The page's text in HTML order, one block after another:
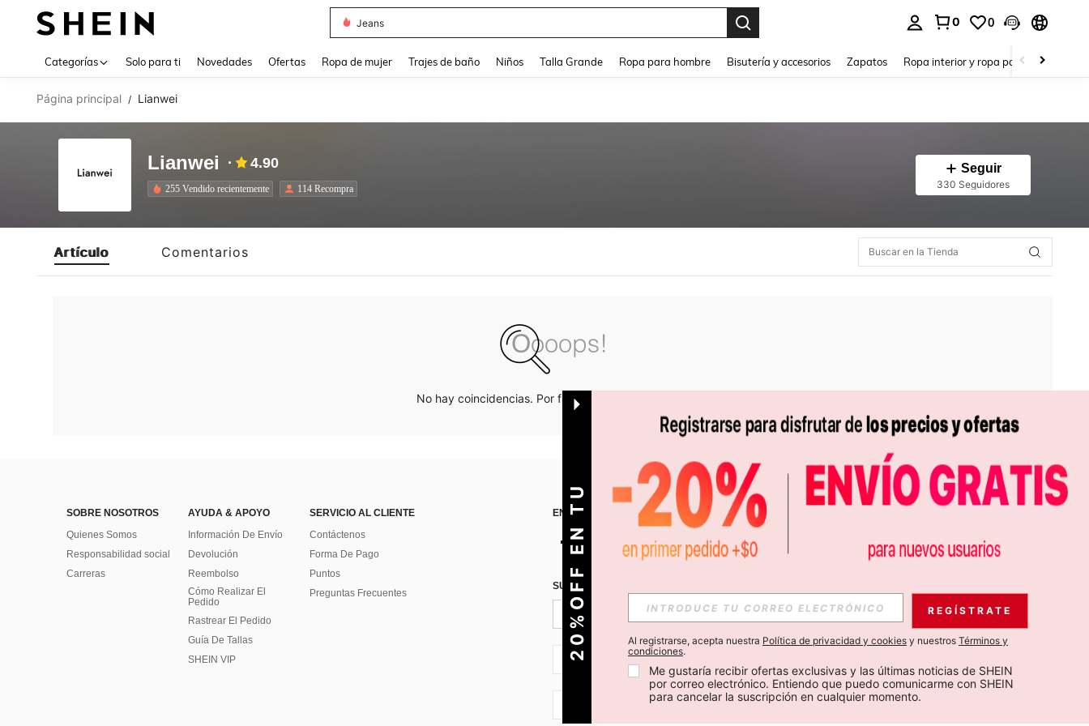
Jeans
0 0
Categorías Solo para ti Novedades Ofertas Ropa de mujer Trajes de baño Niños Talla Grande Ropa para hombre Bisutería y accesorios Zapatos Ropa interior y ropa para dormir
Página principal / Lianwei
Lianwei 4.90
255 Vendido recientemente 114 Recompra
Seguir
330 Seguidores
Artículo Comentarios
No hay coincidencias. Por favor inténtalo de nuevo.
SOBRE NOSOTROS
Quienes Somos
Responsabilidad social
Carreras
AYUDA & APOYO
Información De Envío
Devolución
Reembolso
Cómo Realizar El
Pedido
Rastrear El Pedido
Guía De Tallas
SHEIN VIP
SERVICIO AL CLIENTE
Contáctenos
Forma De Pago
Puntos
Preguntas Frecuentes
ENCUÉNTRANOS EN APP
SUSCRÍBETE PARA RECIBIR OFERTAS EXCLUSIVAS, PROMOCIONES Y NOTICIAS DE SHEIN
Suscribir
CL + 56
2
0
%
O
F
F
E
N
T
U
P
R
I
M
E
R
P
E
D
I
D REGÍSTRATE
Al registrarse, acepta nuestra Política de privacidad y cookies y nuestros Términos y
condiciones.
Me gustaría recibir ofertas exclusivas y las últimas noticias de SHEIN
por correo electrónico. Entiendo que puedo comunicarme con SHEIN
para cancelar la suscripción en cualquier momento.